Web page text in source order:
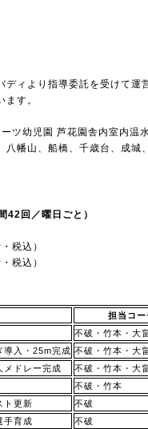
ィより指導委託を受けて運
す。
ツ幼児園 芦花園舎内室内温
幡山、船橋、千歳台、成城
42回／曜日ごと）
税込）
税込）
担当コー
不破・竹本・大
導入・25m完成 不破・竹本・大
メドレー完成
不破・竹本・大
不破・竹本
ト更新
不破
手育成 不破